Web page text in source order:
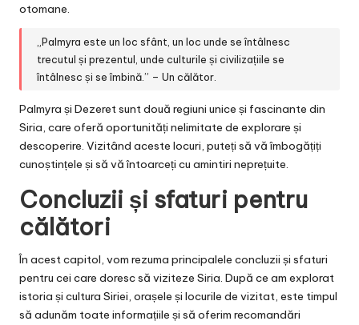
otomane.
„Palmyra este un loc sfânt, un loc unde se întâlnesc
trecutul și prezentul, unde culturile și civilizațiile se
întâlnesc și se îmbină.” – Un călător.
Palmyra și Dezeret sunt două regiuni unice și fascinante din
Siria, care oferă oportunități nelimitate de explorare și
descoperire. Vizitând aceste locuri, puteți să vă îmbogățiți
cunoștințele și să vă întoarceți cu amintiri neprețuite.
Concluzii și sfaturi pentru
călători
În acest capitol, vom rezuma principalele concluzii și sfaturi
pentru cei care doresc să viziteze Siria. După ce am explorat
istoria și cultura Siriei, orașele și locurile de vizitat, este timpul
să adunăm toate informațiile și să oferim recomandări